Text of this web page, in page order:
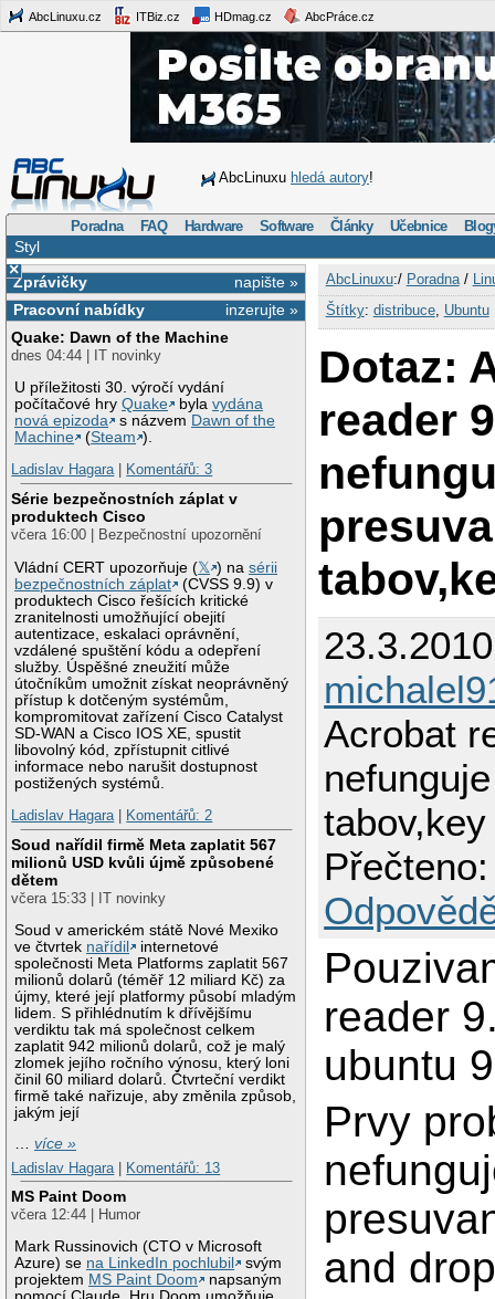
AbcLinuxu.cz ITBiz.cz HDmag.cz AbcPráce.cz
AbcLinuxu hledá autory!
Poradna FAQ Hardware Software Články Učebnice
Styl
×
napište »
Zprávičky
inzerujte »
Pracovní nabídky
Quake: Dawn of the Machine
dnes 04:44 | IT novinky
U příležitosti 30. výročí vydání
počítačové hryQuake bylavydána
nová epizoda
s názvem Dawn of the
Machine
(Steam ).
Ladislav Hagara| Komentářů: 3
Série bezpečnostních záplat v
produktech Cisco
včera 16:00 | Bezpečnostní upozornění
Vládní CERT upozorňuje (𝕏 ) nasérii
bezpečnostních záplat
(CVSS 9.9) v
produktech Cisco řešících kritické
zranitelnosti umožňující obejití
autentizace, eskalaci oprávnění,
vzdálené spuštění kódu a odepření
služby. Úspěšné zneužití může
útočníkům umožnit získat neoprávněný
přístup k dotčeným systémům,
kompromitovat zařízení Cisco Catalyst
SD-WAN a Cisco IOS XE, spustit
libovolný kód, zpřístupnit citlivé
informace nebo narušit dostupnost
postižených systémů.
Ladislav Hagara| Komentářů: 2
Soud nařídil firmě Meta zaplatit 567
milionů USD kvůli újmě způsobené
dětem
včera 15:33 | IT novinky
Soud v americkém státě Nové Mexiko
ve čtvrtek nařídil
internetové
společnosti Meta Platforms zaplatit 567
milionů dolarů (téměř 12 miliard Kč) za
újmy, které její platformy působí mladým
lidem. S přihlédnutím k dřívějšímu
verdiktu tak má společnost celkem
zaplatit 942 milionů dolarů, což je malý
zlomek jejího ročního výnosu, který loni
činil 60 miliard dolarů. Čtvrteční verdikt
firmě také nařizuje, aby změnila způsob,
jakým její
…více »
Ladislav Hagara
Komentářů: 13
MS Paint Doom
včera 12:44 | Humor
Mark Russinovich (CTO v Microsoft
Azure) se na LinkedIn pochlubil
svým
projektem MS Paint Doom
napsaným
AbcLinuxu:/ Poradna/
Štítky: distribuce, Ubuntu
Dotaz:
reader
Acrobat
reader
ubuntu
Prvy
and